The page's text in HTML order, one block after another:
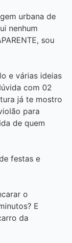
urbana de
nenhum
sou
e várias ideias
com 02
já te mostro
para
de quem
festas e
o
E
da